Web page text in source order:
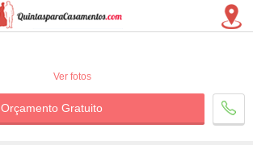
Ver fotos
Orçamento Gratuito